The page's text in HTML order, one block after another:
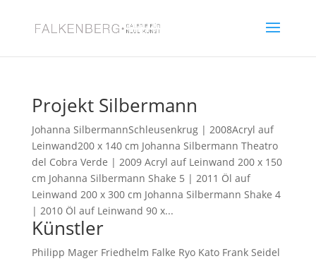
Projekt Silbermann
Johanna SilbermannSchleusenkrug | 2008Acryl auf
Leinwand200 x 140 cm Johanna Silbermann Theatro
del Cobra Verde | 2009 Acryl auf Leinwand 200 x 150
cm Johanna Silbermann Shake 5 | 2011 Öl auf
Leinwand 200 x 300 cm Johanna Silbermann Shake 4
| 2010 Öl auf Leinwand 90 x...
Künstler
Philipp Mager Friedhelm Falke Ryo Kato Frank Seidel